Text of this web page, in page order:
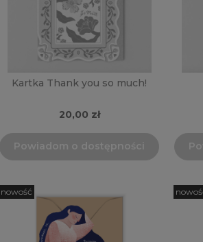
Kartka Thank you so much!
20,00 zł
Powiadom o dostępności
nowość